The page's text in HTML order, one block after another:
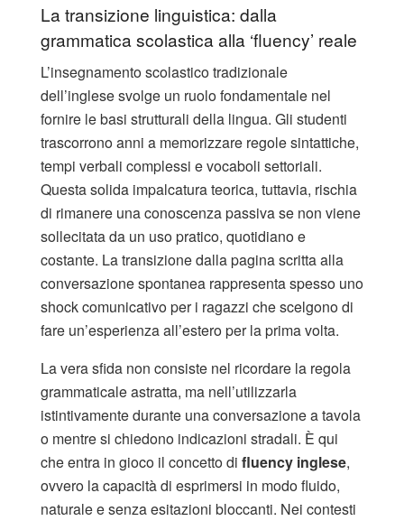
La transizione linguistica: dalla
grammatica scolastica alla ‘fluency’ reale
L’insegnamento scolastico tradizionale
dell’inglese svolge un ruolo fondamentale nel
fornire le basi strutturali della lingua. Gli studenti
trascorrono anni a memorizzare regole sintattiche,
tempi verbali complessi e vocaboli settoriali.
Questa solida impalcatura teorica, tuttavia, rischia
di rimanere una conoscenza passiva se non viene
sollecitata da un uso pratico, quotidiano e
costante. La transizione dalla pagina scritta alla
conversazione spontanea rappresenta spesso uno
shock comunicativo per i ragazzi che scelgono di
fare un’esperienza all’estero per la prima volta.
La vera sfida non consiste nel ricordare la regola
grammaticale astratta, ma nell’utilizzarla
istintivamente durante una conversazione a tavola
o mentre si chiedono indicazioni stradali. È qui
che entra in gioco il concetto di fluency inglese,
ovvero la capacità di esprimersi in modo fluido,
naturale e senza esitazioni bloccanti. Nei contesti